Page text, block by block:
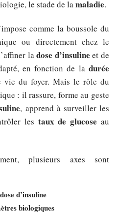
le stade de la maladie.
comme la boussole du
ou directement chez le
ladose d’insuline et de
en fonction de la durée
vie du foyer. Mais le rôle du
: il rassure, forme au geste
, apprend à surveiller les
les taux de glucose au
plusieurs axes sont
dose d’insuline
biologiques